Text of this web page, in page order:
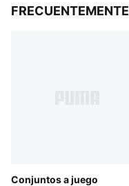
FRECUENTEMENTE
Conjuntos a juego